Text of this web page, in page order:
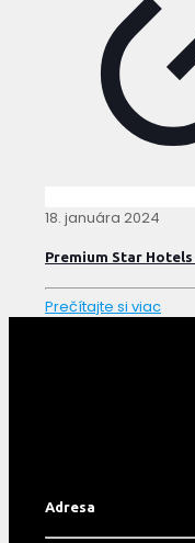
18. januára 2024
Premium Star Hotels
Prečítajte si viac
Adresa